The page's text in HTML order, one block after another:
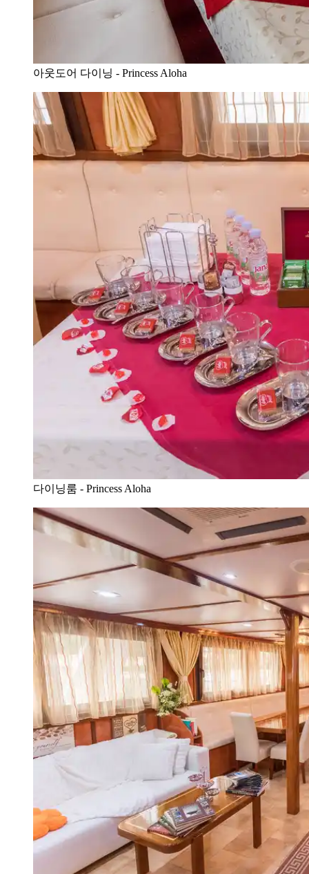
아웃도어 다이닝 - Princess Aloha
다이닝룸 - Princess Aloha